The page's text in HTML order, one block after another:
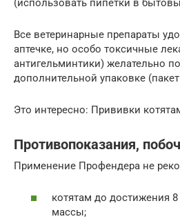
Все ветеринарные препараты
аптечке, но особо токсичные
антигельминтики) желательно
дополнительной упаковке
Это интересно: Прививки
Противопоказания,
Применение Профендера не
котятам до достижения
массы;